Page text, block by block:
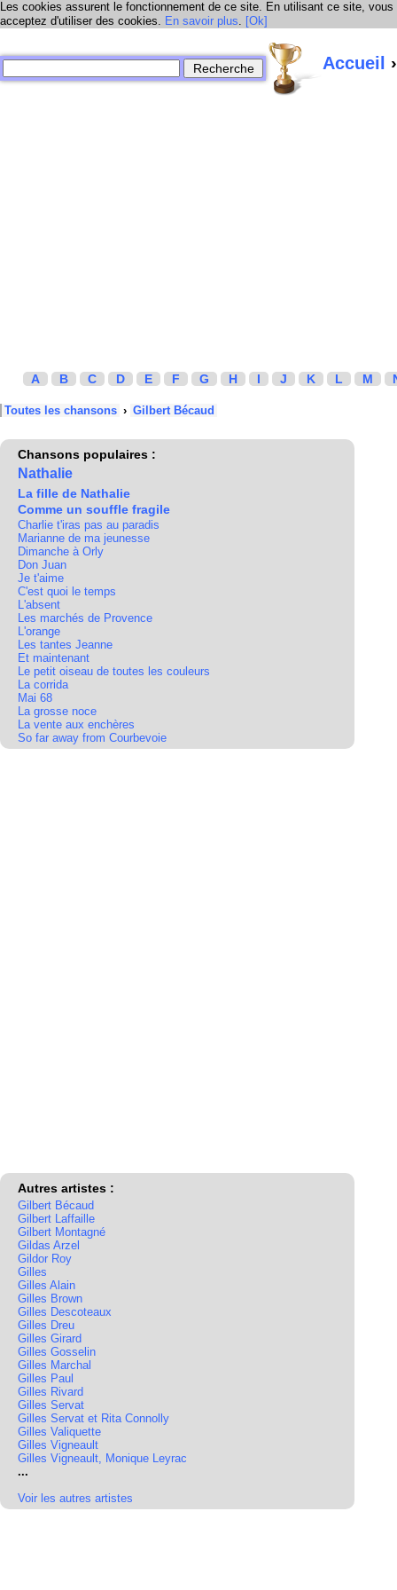
Les cookies assurent le fonctionnement de ce site. En utilisant ce site, vous
acceptez d'utiliser des cookies. En savoir plus. [Ok]
Accueil
A B C D E F G H I J K L M
Toutes les chansons › Gilbert Bécaud
Chansons populaires :
Nathalie
La fille de Nathalie
Comme un souffle fragile
Charlie t'iras pas au paradis
Marianne de ma jeunesse
Dimanche à Orly
Don Juan
Je t'aime
C'est quoi le temps
L'absent
Les marchés de Provence
L'orange
Les tantes Jeanne
Et maintenant
Le petit oiseau de toutes les couleurs
La corrida
Mai 68
La grosse noce
La vente aux enchères
So far away from Courbevoie
Autres artistes :
Gilbert Bécaud
Gilbert Laffaille
Gilbert Montagné
Gildas Arzel
Gildor Roy
Gilles
Gilles Alain
Gilles Brown
Gilles Descoteaux
Gilles Dreu
Gilles Girard
Gilles Gosselin
Gilles Marchal
Gilles Paul
Gilles Rivard
Gilles Servat
Gilles Servat et Rita Connolly
Gilles Valiquette
Gilles Vigneault
Gilles Vigneault, Monique Leyrac
...
Voir les autres artistes